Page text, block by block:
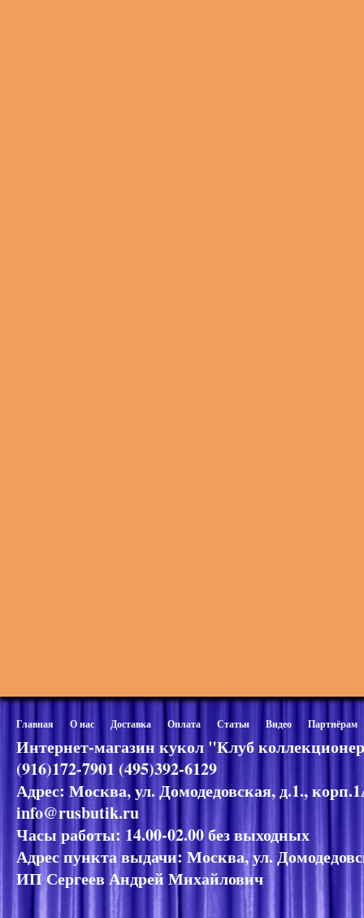
Главная О нас Доставка Оплата Статьи Видео Партнёрам
Интернет-магазин кукол "Клуб
(916)172-7901 (495)392-6129
Адрес: Москва, ул. Домодедовская, д.1.,
info@rusbutik.ru
Часы работы: 14.00-02.00 без выходных
Адрес пункта выдачи: Москва, ул.
ИП Сергеев Андрей Михайлович